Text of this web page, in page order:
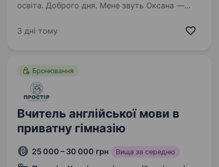
освіта. Доброго дня. Мене звуть Оксана —
Baby Land в м. Харків. Зараз я шукаю у нашу
3 дні тому
Бронювання
Вчитель англійської мови в
приватну гімназію
25 000 – 30 000 грн Вища за середню